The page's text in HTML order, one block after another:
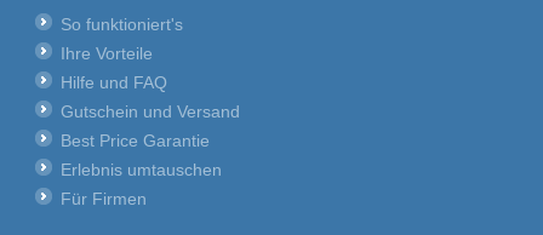
So funktioniert's
Ihre Vorteile
Hilfe und FAQ
Gutschein und Versand
Best Price Garantie
Erlebnis umtauschen
Für Firmen